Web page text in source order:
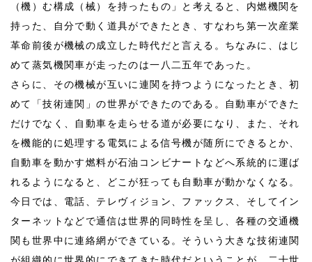
（機）む構成（械）を持ったもの」と考えると、内燃機関を
持った、自分で動く道具ができたとき、すなわち第一次産業
革命前後が機械の成立した時代だと言える。ちなみに、はじ
めて蒸気機関車が走ったのは一八二五年であった。
さらに、その機械が互いに連関を持つようになったとき、初
めて「技術連関」の世界ができたのである。自動車ができた
だけでなく、自動車を走らせる道が必要になり、また、それ
を機能的に処理する電気による信号機が随所にできるとか、
自動車を動かす燃料が石油コンビナートなどへ系統的に運ば
れるようになると、どこが狂っても自動車が動かなくなる。
今日では、電話、テレヴィジョン、ファックス、そしてイン
ターネットなどで通信は世界的同時性を呈し、各種の交通機
関も世界中に連絡網ができている。そういう大きな技術連関